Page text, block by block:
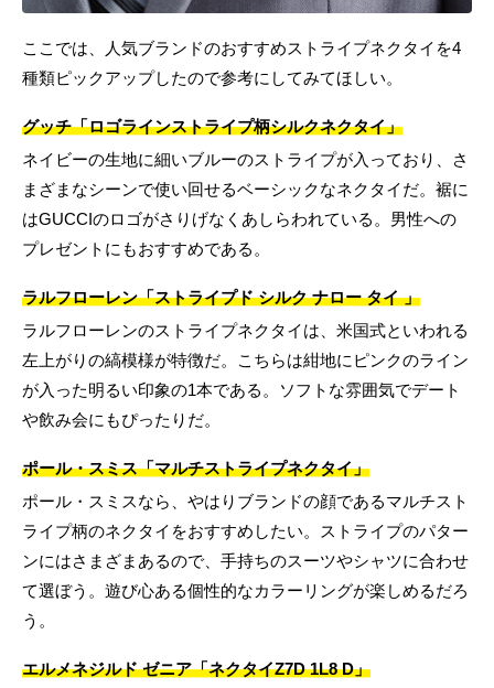
ここでは、人気ブランドのおすすめストライプネクタイを4
種類ピックアップしたので参考にしてみてほしい。
グッチ「ロゴラインストライプ柄シルクネクタイ」
ネイビーの生地に細いブルーのストライプが入っており、さ
まざまなシーンで使い回せるベーシックなネクタイだ。裾に
はGUCCIのロゴがさりげなくあしらわれている。男性への
プレゼントにもおすすめである。
ラルフローレン「ストライプド シルク ナロー タイ 」
ラルフローレンのストライプネクタイは、米国式といわれる
左上がりの縞模様が特徴だ。こちらは紺地にピンクのライン
が入った明るい印象の1本である。ソフトな雰囲気でデート
や飲み会にもぴったりだ。
ポール・スミス「マルチストライプネクタイ」
ポール・スミスなら、やはりブランドの顔であるマルチスト
ライプ柄のネクタイをおすすめしたい。ストライプのパター
ンにはさまざまあるので、手持ちのスーツやシャツに合わせ
て選ぼう。遊び心ある個性的なカラーリングが楽しめるだろ
う。
エルメネジルド ゼニア「ネクタイZ7D 1L8 D」